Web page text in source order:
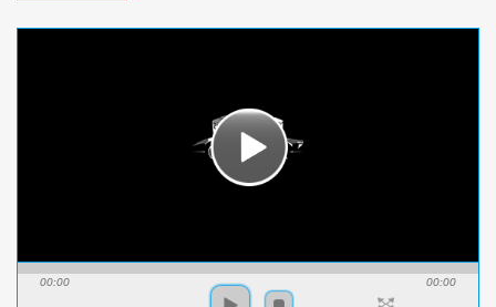
00:00 00:00